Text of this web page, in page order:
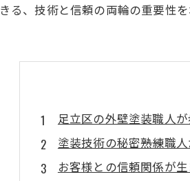
る、技術と信頼の両輪の重要性
足立区の外壁塗装職人
塗装技術の秘密――熟練職
お客様との信頼関係が